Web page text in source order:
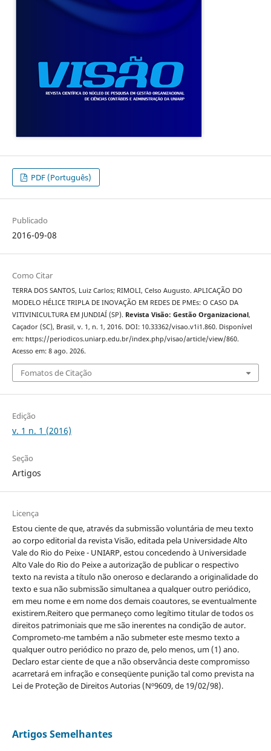
PDF (Português)
Publicado
2016-09-08
Como Citar
TERRA DOS SANTOS, Luiz Carlos; RIMOLI, Celso Augusto. APLICAÇÃO DO
MODELO HÉLICE TRIPLA DE INOVAÇÃO EM REDES DE PMEs: O CASO DA
VITIVINICULTURA EM JUNDIAÍ (SP). Revista Visão: Gestão Organizacional,
Caçador (SC), Brasil, v. 1, n. 1, 2016. DOI: 10.33362/visao.v1i1.860. Disponível
em: https://periodicos.uniarp.edu.br/index.php/visao/article/view/860.
Acesso em: 8 ago. 2026.
Fomatos de Citação
Edição
v. 1 n. 1 (2016)
Seção
Artigos
Licença
Estou ciente de que, através da submissão voluntária de meu texto
ao corpo editorial da revista Visão, editada pela Universidade Alto
Vale do Rio do Peixe - UNIARP, estou concedendo à Universidade
Alto Vale do Rio do Peixe a autorização de publicar o respectivo
texto na revista a título não oneroso e declarando a originalidade do
texto e sua não submissão simultanea a qualquer outro periódico,
em meu nome e em nome dos demais coautores, se eventualmente
existirem.Reitero que permaneço como legítimo titular de todos os
direitos patrimoniais que me são inerentes na condição de autor.
Comprometo-me também a não submeter este mesmo texto a
qualquer outro periódico no prazo de, pelo menos, um (1) ano.
Declaro estar ciente de que a não observância deste compromisso
acarretará em infração e conseqüente punição tal como prevista na
Lei de Proteção de Direitos Autorias (Nº9609, de 19/02/98).
Artigos Semelhantes